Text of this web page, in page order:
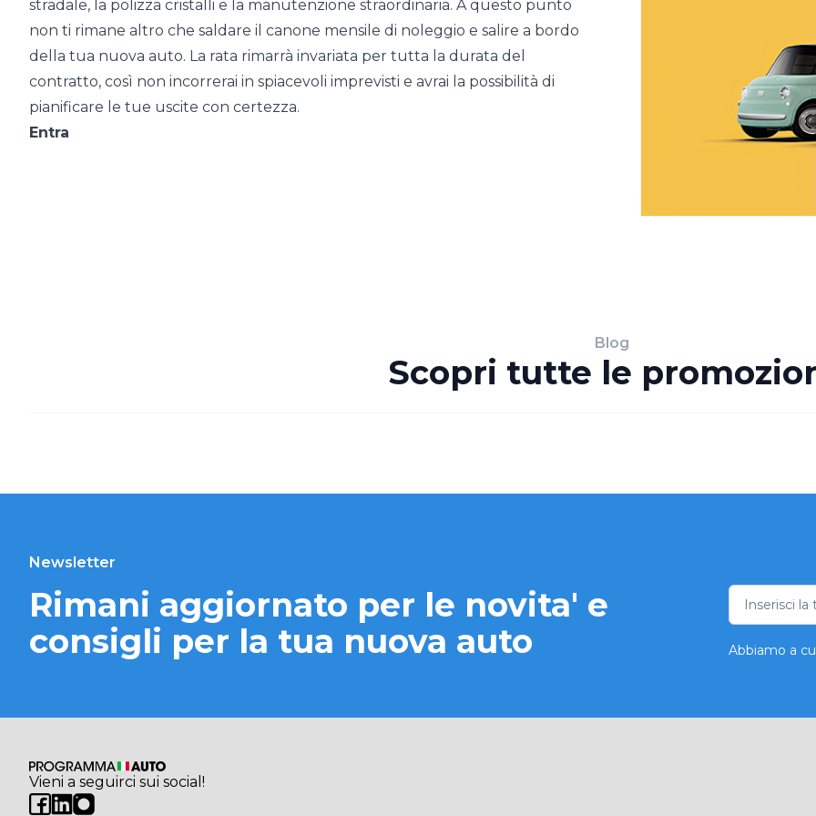
stradale, la polizza cristalli e la manutenzione straordinaria. A questo punto
non ti rimane altro che saldare il canone mensile di noleggio e salire a bordo
della tua nuova auto. La rata rimarrà invariata per tutta la durata del
contratto, così non incorrerai in spiacevoli imprevisti e avrai la possibilità di
pianificare le tue uscite con certezza.
Entra
Blog
Scopri tutte le
Newsletter
Rimani aggiornato per le novita' e
consigli per la tua nuova auto
Abbiamo a
Vieni a seguirci sui social!